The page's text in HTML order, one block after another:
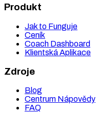
Produkt
Jak to Funguje
Ceník
Coach Dashboard
Klientská Aplikace
Zdroje
Blog
Centrum Nápovědy
FAQ